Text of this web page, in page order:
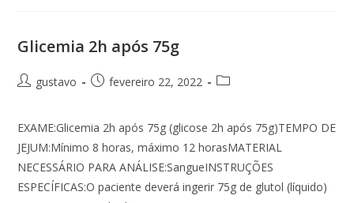
Glicemia 2h após 75g
gustavo fevereiro 22, 2022
EXAME:Glicemia 2h após 75g (glicose 2h após 75g)TEMPO DE
JEJUM:Mínimo 8 horas, máximo 12 horasMATERIAL
NECESSÁRIO PARA ANÁLISE:SangueINSTRUÇÕES
ESPECÍFICAS:O paciente deverá ingerir 75g de glutol (líquido)